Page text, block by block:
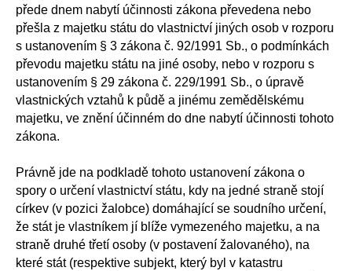
přede dnem nabytí účinnosti zákona převedena nebo
přešla z majetku státu do vlastnictví jiných osob v rozporu
s ustanovením § 3 zákona č. 92/1991 Sb., o podmínkách
převodu majetku státu na jiné osoby, nebo v rozporu s
ustanovením § 29 zákona č. 229/1991 Sb., o úpravě
vlastnických vztahů k půdě a jinému zemědělskému
majetku, ve znění účinném do dne nabytí účinnosti tohoto
zákona.
Právně jde na podkladě tohoto ustanovení zákona o
spory o určení vlastnictví státu, kdy na jedné straně stojí
církev (v pozici žalobce) domáhající se soudního určení,
že stát je vlastníkem jí blíže vymezeného majetku, a na
straně druhé třetí osoby (v postavení žalovaného), na
které stát (respektive subjekt, který byl v katastru